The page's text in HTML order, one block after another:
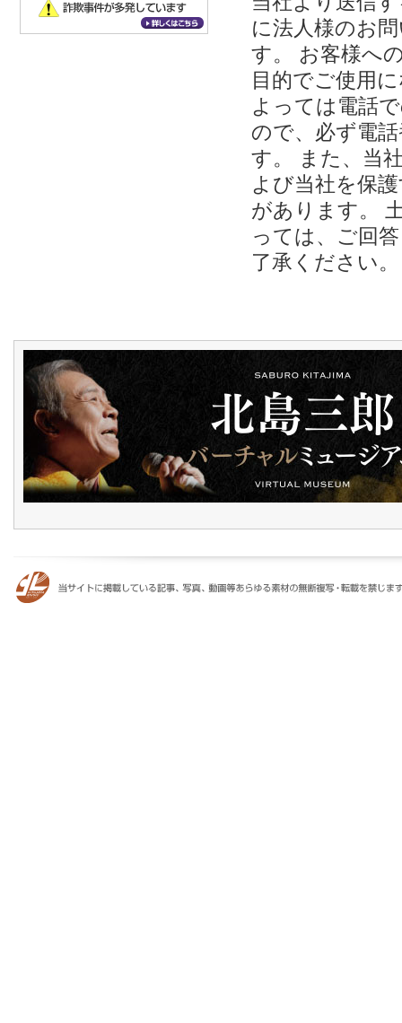
に法人様のお
す。 お客様へ
目的でご使用
よっては電話
ので、必ず電
す。 また、当
よび当社を保
があります。
っては、ご回
了承ください。